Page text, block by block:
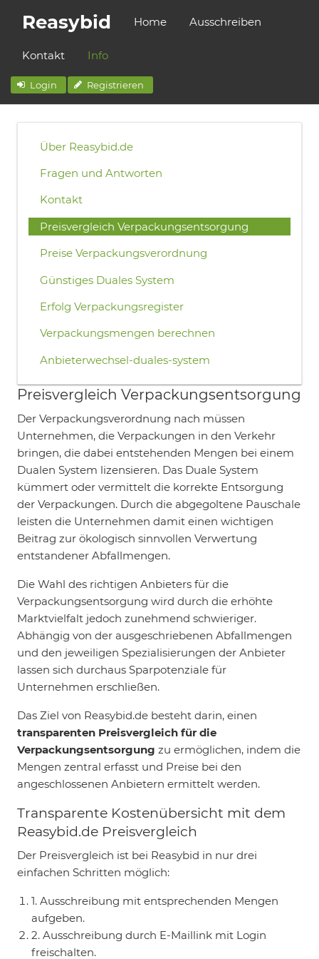
Reasybid Home Ausschreiben
Kontakt Info
Login Registrieren
Über Reasybid.de
Fragen und Antworten
Kontakt
Preisvergleich Verpackungsentsorgung
Preise Verpackungsverordnung
Günstiges Duales System
Erfolg Verpackungsregister
Verpackungsmengen berechnen
Anbieterwechsel-duales-system
Preisvergleich Verpackungsentsorgung
Der Verpackungsverordnung nach müssen
Unternehmen, die Verpackungen in den Verkehr
bringen, die dabei entstehenden Mengen bei einem
Dualen System lizensieren. Das Duale System
kümmert oder vermittelt die korrekte Entsorgung
der Verpackungen. Durch die abgegoltene Pauschale
leisten die Unternehmen damit einen wichtigen
Beitrag zur ökologisch sinnvollen Verwertung
entstandener Abfallmengen.
Die Wahl des richtigen Anbieters für die
Verpackungsentsorgung wird durch die erhöhte
Marktvielfalt jedoch zunehmend schwieriger.
Abhängig von der ausgeschriebenen Abfallmengen
und den jeweiligen Spezialisierungen der Anbieter
lassen sich durchaus Sparpotenziale für
Unternehmen erschließen.
Das Ziel von Reasybid.de besteht darin, einen
transparenten Preisvergleich für die
Verpackungsentsorgung zu ermöglichen, indem die
Mengen zentral erfasst und Preise bei den
angeschlossenen Anbietern ermittelt werden.
Transparente Kostenübersicht mit dem
Reasybid.de Preisvergleich
Der Preisvergleich ist bei Reasybid in nur drei
einfachen Schritten möglich:
1. Ausschreibung mit entsprechenden Mengen
aufgeben.
2. Ausschreibung durch E-Maillink mit Login
freischalten.